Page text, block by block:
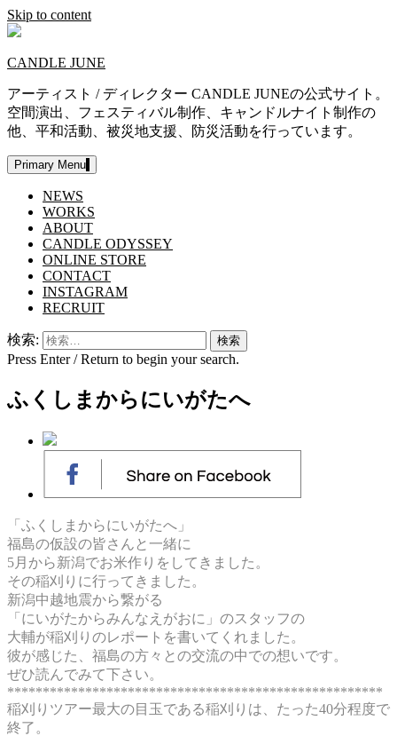
Skip to content
CANDLE JUNE
アーティスト / ディレクター CANDLE JUNEの公式サイト。
空間演出、フェスティバル制作、キャンドルナイト制作の
他、平和活動、被災地支援、防災活動を行っています。
Primary Menu
NEWS
WORKS
ABOUT
CANDLE ODYSSEY
ONLINE STORE
CONTACT
INSTAGRAM
RECRUIT
検索:
Press Enter / Return to begin your search.
ふくしまからにいがたへ
「ふくしまからにいがたへ」
福島の仮設の皆さんと一緒に
5月から新潟でお米作りをしてきました。
その稲刈りに行ってきました。
新潟中越地震から繋がる
「にいがたからみんなえがおに」のスタッフの
大輔が稲刈りのレポートを書いてくれました。
彼が感じた、福島の方々との交流の中での想いです。
ぜひ読んでみて下さい。
*****************************************************
稲刈りツアー最大の目玉である稲刈りは、たった40分程度で
終了。